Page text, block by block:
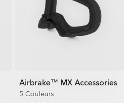
Airbrake™ MX Accessories
5 Couleurs